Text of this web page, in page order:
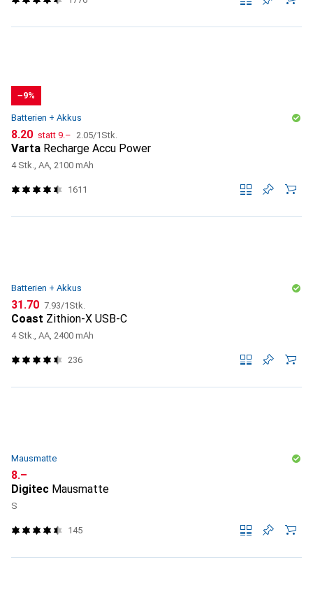
−9%
Batterien + Akkus
CHF
8.20 statt CHF
9.– CHF
2.05/1Stk.
Varta Recharge Accu Power
4 Stk., AA, 2100 mAh
1611
Batterien + Akkus
CHF
31.70 CHF
7.93/1Stk.
Coast Zithion-X USB-C
4 Stk., AA, 2400 mAh
236
Mausmatte
CHF
8.–
Digitec Mausmatte
S
145